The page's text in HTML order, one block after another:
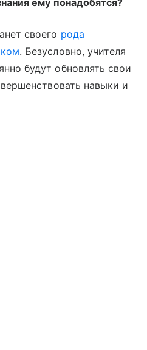
ему понадобятся?
своего рода
. Безусловно, учителя
будут обновлять свои
навыки и